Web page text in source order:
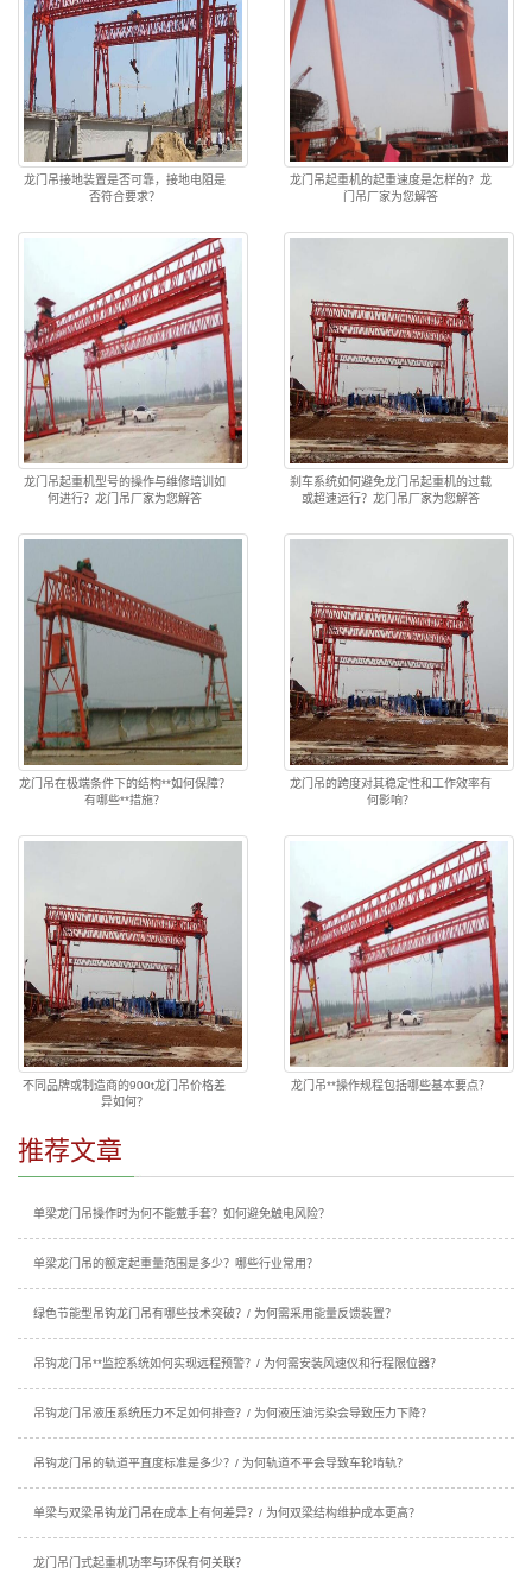
龙门吊接地装置是否可靠，接地电阻是
否符合要求？
龙门吊起重机的起重速度是怎样的？龙
门吊厂家为您解答
龙门吊起重机型号的操作与维修培训如
何进行？龙门吊厂家为您解答
刹车系统如何避免龙门吊起重机的过载
或超速运行？龙门吊厂家为您解答
龙门吊在极端条件下的结构**如何保障？
有哪些**措施？
龙门吊的跨度对其稳定性和工作效率有
何影响？
不同品牌或制造商的900t龙门吊价格差
异如何？
龙门吊**操作规程包括哪些基本要点？
推荐文章
单梁龙门吊操作时为何不能戴手套？如何避免触电风险？
单梁龙门吊的额定起重量范围是多少？哪些行业常用？
绿色节能型吊钩龙门吊有哪些技术突破？/ 为何需采用能量反馈装置？
吊钩龙门吊**监控系统如何实现远程预警？/ 为何需安装风速仪和行程限位器？
吊钩龙门吊液压系统压力不足如何排查？/ 为何液压油污染会导致压力下降？
吊钩龙门吊的轨道平直度标准是多少？/ 为何轨道不平会导致车轮啃轨？
单梁与双梁吊钩龙门吊在成本上有何差异？/ 为何双梁结构维护成本更高？
龙门吊门式起重机功率与环保有何关联？